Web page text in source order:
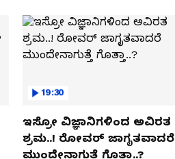
19:30
ಇಸ್ರೋ ವಿಜ್ಞಾನಿಗಳಿಂದ ಅವಿರತ
ಶ್ರಮ..! ರೋವರ್ ಜಾಗೃತವಾದರೆ
ಮುಂದೇನಾಗುತ್ತೆ ಗೊತ್ತಾ..?